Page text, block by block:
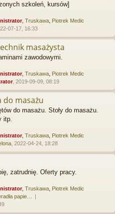
szkoleń, kursów]
, Truskawa Piotrek Medic
07-17, 16:33
masażysta
zawodowymi.
, Truskawa Piotrek Medic
, 2019-09-09, 08:19
do masażu
do masażu. Stoły do masażu.
itp.
, Truskawa Piotrek Medic
, 2022-04-24, 18:28
zatrudnię. Oferty pracy.
, Truskawa Piotrek Medic
papie…